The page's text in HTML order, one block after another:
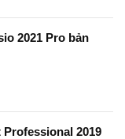
2021 Pro bản
2019